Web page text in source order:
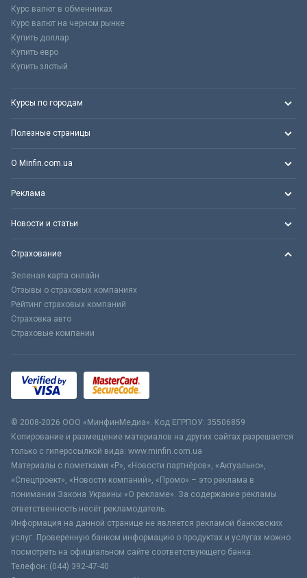
Курс валют в обменниках
Курс валют на черном рынке
Купить доллар
Купить евро
Купить злотый
Курсы по городам
Полезные страницы
О Minfin.com.ua
Реклама
Новости и статьи
Страхование
Зеленая карта онлайн
Отзывы о страховых компаниях
Рейтинг страховых компаний
Страховка авто
Страховые компании
© 2008-2026 ООО «МинфинМедиа». Код ЕГРПОУ: 35506859
Копирование и размещение материалов на других сайтах разрешается
только с гиперссылкой вида: www.minfin.com.ua
Материалы с пометками «Р», «Новости партнёров», «Актуально»,
«Спецпроект», «Новости компаний», «Промо» – это реклама в
понимании Закона Украины «О рекламе». За содержание рекламы
ответственность несёт рекламодатель.
Информация на данной странице не является рекламой банковских
услуг. Проверенную банком информацию о продуктах и услугах можно
посмотреть на официальном сайте соответствующего банка.
Телефон: (044) 392-47-40